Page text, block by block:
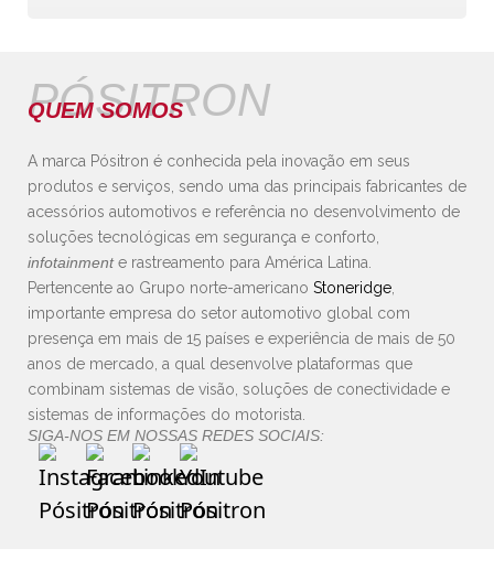
PÓSITRON
QUEM SOMOS
A marca Pósitron é conhecida pela inovação em seus
produtos e serviços, sendo uma das principais fabricantes de
acessórios automotivos e referência no desenvolvimento de
soluções tecnológicas em segurança e conforto,
infotainmente rastreamento para América Latina.
Pertencente ao Grupo norte-americano Stoneridge
importante empresa do setor automotivo global com
presença em mais de 15 países e experiência de mais de 50
anos de mercado, a qual desenvolve plataformas que
combinam sistemas de visão, soluções de conectividade e
sistemas de informações do motorista.
SIGA-NOS EM NOSSAS REDES SOCIAIS: